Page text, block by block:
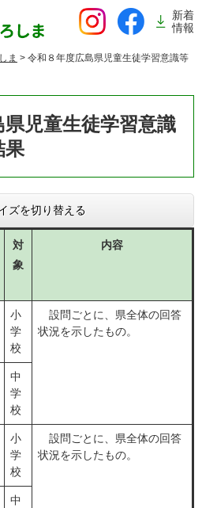
新着
情報
ま > 令和８年度広島県児童生徒学習意識等
児童生徒学習意識
ズを切り替える
対
象
内容
小
学
校
設問ごとに、県全体の回答
状況を示したもの。
中
学
校
小
学
校
設問ごとに、県全体の回答
状況を示したもの。
中